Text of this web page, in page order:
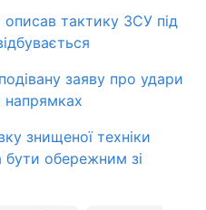
описав тактику ЗСУ під
заяву про удари
напрямках
знищеної техніки
бути обережним зі